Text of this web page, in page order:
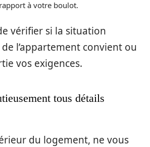
à votre boulot.
vérifier si la situation
l’appartement convient ou
vos exigences.
tous détails
du logement, ne vous